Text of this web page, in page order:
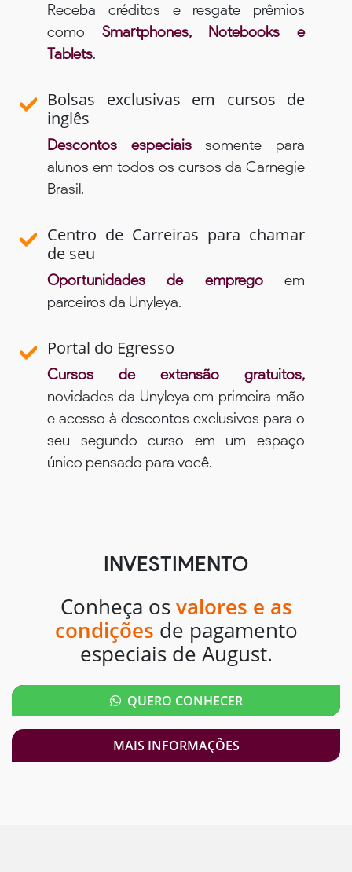
Receba créditos e resgate prêmios
como Smartphones, Notebooks e
Tablets.
Bolsas exclusivas em cursos de
inglês
Descontos especiaissomente para
alunos em todos os cursos da Carnegie
Brasil.
Centro de Carreiras para chamar
de seu
Oportunidades de empregoem
parceiros da Unyleya.
Portal do Egresso
Cursos de extensão gratuitos,
novidades da Unyleya em primeira mão
e acesso à descontos exclusivos para o
seu segundo curso em um espaço
único pensado para você.
INVESTIMENTO
Conheça os valores e as
condições de pagamento
especiais de August.
QUERO CONHECER
MAIS INFORMAÇÕES